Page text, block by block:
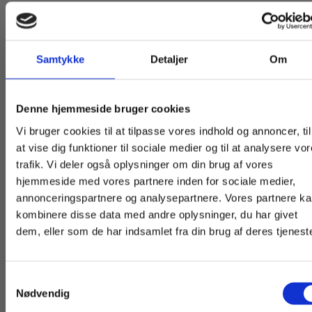
Samtykke Detaljer Om
Denne hjemmeside bruger cookies
Vi bruger cookies til at tilpasse vores indhold og annoncer, til
at vise dig funktioner til sociale medier og til at analysere
trafik. Vi deler også oplysninger om din brug af vores
hjemmeside med vores partnere inden for sociale medier,
annonceringspartnere og analysepartnere. Vores partnere
kombinere disse data med andre oplysninger, du har givet
dem, eller som de har indsamlet fra din brug af deres
Nødvendig
Verdenshistorie 2
Fortsæt som:
For privatkunder og
studerende. Du får
vist priser inkl.
For institutioner og
virksomheder. Du
får vist priser ekskl.